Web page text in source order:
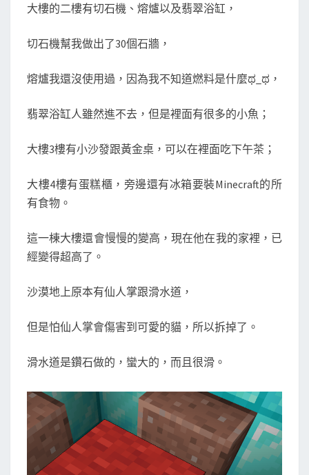
大樓的二樓有切石機、熔爐以及翡翠浴缸，
切石機幫我做出了30個石牆，
熔爐我還沒使用過，因為我不知道燃料是什麼ಥ_ಥ，
翡翠浴缸人雖然進不去，但是裡面有很多的小魚；
大樓3樓有小沙發跟黃金桌，可以在裡面吃下午茶；
大樓4樓有蛋糕櫃，旁邊還有冰箱要裝Minecraft的所
有食物。
這一棟大樓還會慢慢的變高，現在他在我的家裡，已
經變得超高了。
沙漠地上原本有仙人掌跟滑水道，
但是怕仙人掌會傷害到可愛的貓，所以拆掉了。
滑水道是鑽石做的，蠻大的，而且很滑。